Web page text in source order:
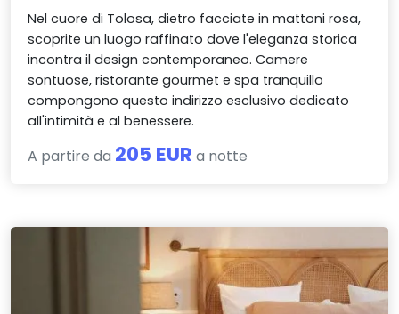
Nel cuore di Tolosa, dietro facciate in mattoni rosa,
scoprite un luogo raffinato dove l'eleganza storica
incontra il design contemporaneo. Camere
sontuose, ristorante gourmet e spa tranquillo
compongono questo indirizzo esclusivo dedicato
all'intimità e al benessere.
A partire da 205 EUR a notte